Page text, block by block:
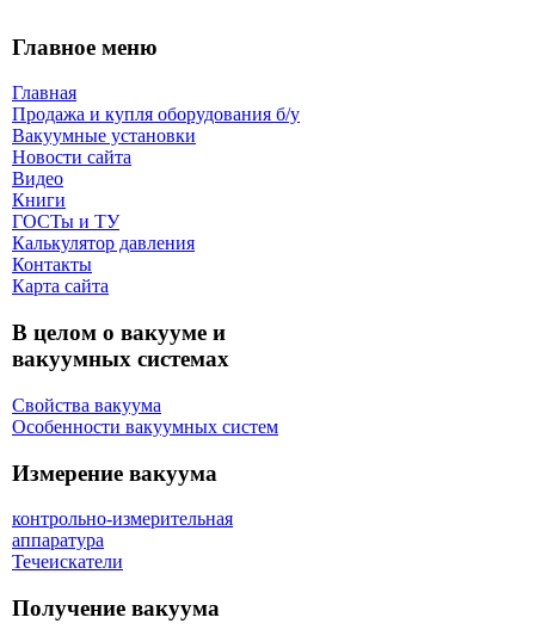
Главное меню
Главная
Продажа и купля оборудования б/y
Вакуумные установки
Новости сайта
Видео
Книги
ГОСТы и ТУ
Калькулятор давления
Контакты
Карта сaйта
В целом о вакууме и
вакуумных системах
Свойства вакуума
Особенности вакуумных систем
Измерение вакуума
контрольно-измерительная
аппаратура
Течеискатели
Получение вакуума